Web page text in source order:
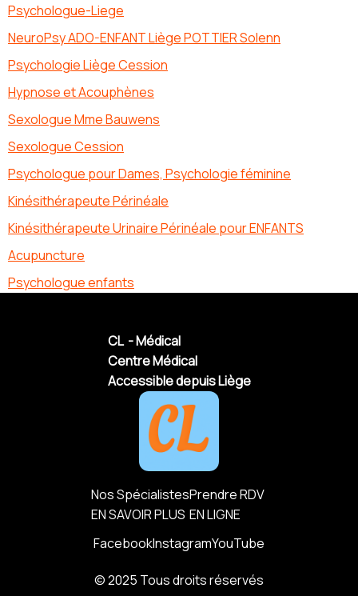
Psychologue-Liege
NeuroPsy ADO-ENFANT Liège POTTIER Solenn
Psychologie Liège Cession
Hypnose et Acouphènes
Sexologue Mme Bauwens
Sexologue Cession
Psychologue pour Dames, Psychologie féminine
Kinésithérapeute Périnéale
Kinésithérapeute Urinaire Périnéale pour ENFANTS
Acupuncture
Psychologue enfants
CL - Médical
Centre Médical
Accessible depuis Liège
Nos Spécialistes
EN SAVOIR PLUS
Prendre RDV
EN LIGNE
FacebookInstagramYouTube
© 2025 Tous droits réservés